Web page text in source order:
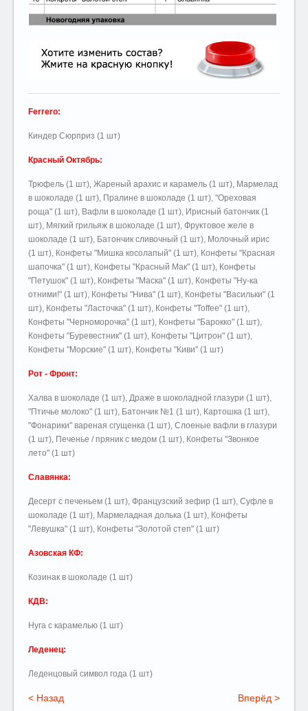
Ferrero:
Киндер Сюрприз (1 шт)
Красный Октябрь:
Трюфель (1 шт), Жареный арахис и карамель (1 шт), Мармелад
в шоколаде (1 шт), Пралине в шоколаде (1 шт), "Ореховая
роща" (1 шт), Вафли в шоколаде (1 шт), Ирисный батончик (1
шт), Мягкий грильяж в шоколаде (1 шт), Фруктовое желе в
шоколаде (1 шт), Батончик сливочный (1 шт), Молочный ирис
(1 шт), Конфеты "Мишка косолапый" (1 шт), Конфеты "Красная
шапочка" (1 шт), Конфеты "Красный Мак" (1 шт), Конфеты
"Петушок" (1 шт), Конфеты "Маска" (1 шт), Конфеты "Ну-ка
отними!" (1 шт), Конфеты "Нива" (1 шт), Конфеты "Васильки" (1
шт), Конфеты "Ласточка" (1 шт), Конфеты "Toffee" (1 шт),
Конфеты "Черноморочка" (1 шт), Конфеты "Барокко" (1 шт),
Конфеты "Буревестник" (1 шт), Конфеты "Цитрон" (1 шт),
Конфеты "Морские" (1 шт), Конфеты "Киви" (1 шт)
Рот - Фронт:
Халва в шоколаде (1 шт), Драже в шоколадной глазури (1 шт),
"Птичье молоко" (1 шт), Батончик №1 (1 шт), Картошка (1 шт),
"Фонарики" вареная сгущенка (1 шт), Слоеные вафли в глазури
(1 шт), Печенье / пряник с медом (1 шт), Конфеты "Звонкое
лето" (1 шт)
Славянка:
Десерт с печеньем (1 шт), Французский зефир (1 шт), Суфле в
шоколаде (1 шт), Мармеладная долька (1 шт), Конфеты
"Левушка" (1 шт), Конфеты "Золотой степ" (1 шт)
Азовская КФ:
Козинак в шоколаде (1 шт)
КДВ:
Нуга с карамелью (1 шт)
Леденец:
Леденцовый символ года (1 шт)
< Назад Вперёд >